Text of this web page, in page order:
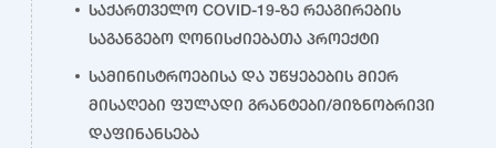
საქართველო COVID-19-ზე რეაგირების
საგანგებო ღონისძიებათა პროექტი
სამინისტროებისა და უწყებების მიერ
მისაღები ფულადი გრანტები/მიზნობრივი
დაფინანსება